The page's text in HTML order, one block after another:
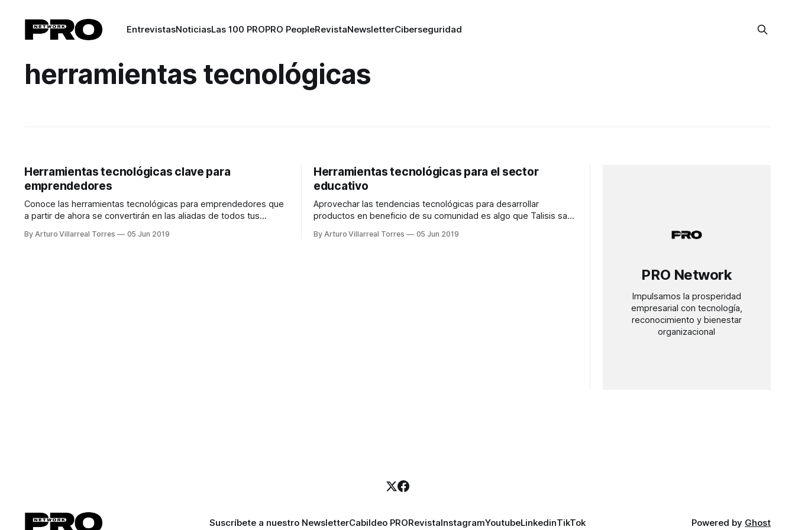
EntrevistasNoticiasLas 100 PROPRO PeopleRevistaNewsletterCiberseguridad
herramientas tecnológicas
Herramientas tecnológicas clave para
emprendedores
Conoce las herramientas tecnológicas para emprendedores que
a partir de ahora se convertirán en las aliadas de todos tus
By Arturo Villarreal Torres 05 Jun 2019
Herramientas tecnológicas para el sector
educativo
Aprovechar las tendencias tecnológicas para desarrollar
productos en beneficio de su comunidad es algo que Talisis sabe
By Arturo Villarreal Torres 05 Jun 2019
PRO Network
Impulsamos la prosperidad
empresarial con tecnología,
reconocimiento y bienestar
organizacional
Suscríbete a nuestro NewsletterCabildeo PRORevistaInstagramYoutubeLinkedinTikTok Powered by Ghost